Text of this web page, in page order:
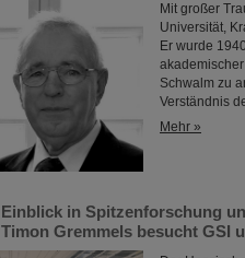
Mit großer
Universität,
Er wurde
Schwalm zu
Verständnis
Mehr »
Einblick in Spitzenforschung
Timon Gremmels besucht GSI